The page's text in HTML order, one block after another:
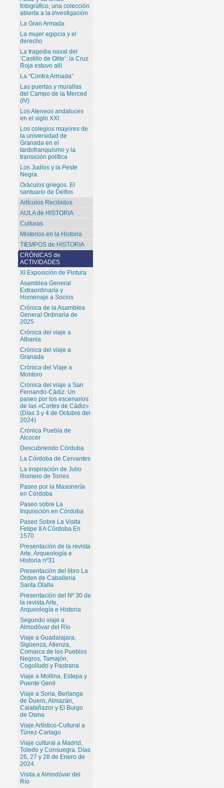
CRÓNICAS de
ACTIVIDADES
XI Exposición de Pintura
Asamblea General
Extraordinaria y
Homenaje a Socios
Crónica de la Asamblea
General Ordinaria de
2025
Crónica del viaje a
Albania
Crónica del viaje a
Granada
Crónica del Viaje a
Montoro
Crónica del viaje a San
Fernando-Cádiz: Un
paseo por los escenarios
de las «Cortes de Cádiz»
(Días 3 y 4 de Octubre del
2024)
Crónica Puebla de
Alcocer
Descubriendo Córdoba
La Córdoba de Cervantes
La inspiración de Julio
Romero de Torres
Paseo por la Masonería
en Córdoba
Paseo sobre La
Inquisición en Córdoba
Paseo Sobre La Visita
Felipe II A Córdoba En
1570
Presentación de la revista
Arte, Arqueología e
Historia nº31
Presentación del libro La
Orden de Caballería
Santa Olalla
Presentación del Nº 30 de
la revista Arte,
Arqueología e Historia
Segundo viaje a
Almodóvar del Río
Viaje a Guadalajara,
Sigüenza, Atienza,
Comarca de los Pueblos
Negros, Tamajón,
Cogolludo y Pastrana
Viaje a Mollina, Estepa y
Puente Genil
Viaje a Soria, Berlanga
de Duero, Almazán,
Calatañazor y El Burgo
de Osma
Viaje Artístico-Cultural a
Túnez-Cartago
Viaje cultural a Madrid,
Toledo y Consuegra. Días
26, 27 y 28 de Enero de
2024.
Visita a Almodóvar del
Río
fotográfico, una colección
abierta a la investigación
La Gran Armada
La mujer egipcia y el
derecho
La tragedia naval del
‘Castillo de Olite’: la Cruz
Roja estuvo allí
La “Contra Armada”
Las puertas y murallas
del Campo de la Merced
(IV)
Los Ateneos andaluces
en el siglo XXI
Los colegios mayores de
la universidad de
Granada en el
tardofranquismo y la
transición política
Los Judíos y la Peste
Negra
Oráculos griegos. El
santuario de Delfos
Artículos Recibidos
AULA de HISTORIA
Culturas
Misterios en la Historia
TIEMPOS de HISTORIA